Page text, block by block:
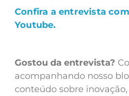
Confira a entrevista
Youtube.
Gostou da entrevista?
acompanhando nosso
conteúdo sobre